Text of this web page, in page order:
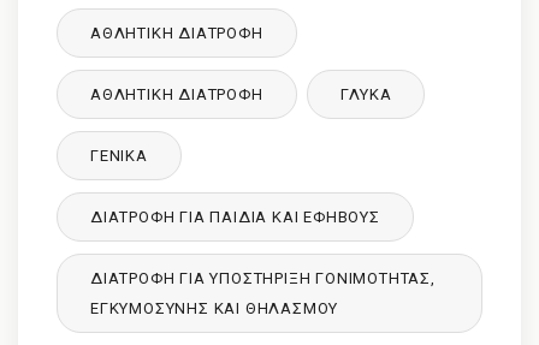
ΑΘΛΗΤΙΚΉ ΔΙΑΤΡΟΦΉ
ΑΘΛΗΤΙΚΉ ΔΙΑΤΡΟΦΉ ΓΛΥΚΑ
ΓΕΝΙΚΆ
ΔΙΑΤΡΟΦΉ ΓΙΑ ΠΑΙΔΙΆ ΚΑΙ ΕΦΉΒΟΥΣ
ΔΙΑΤΡΟΦΉ ΓΙΑ ΥΠΟΣΤΉΡΙΞΗ ΓΟΝΙΜΌΤΗΤΑΣ,
ΕΓΚΥΜΟΣΎΝΗΣ ΚΑΙ ΘΗΛΑΣΜΟΎ